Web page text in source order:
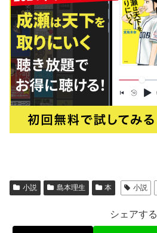
小説 島本理生 本 小説
シェアする